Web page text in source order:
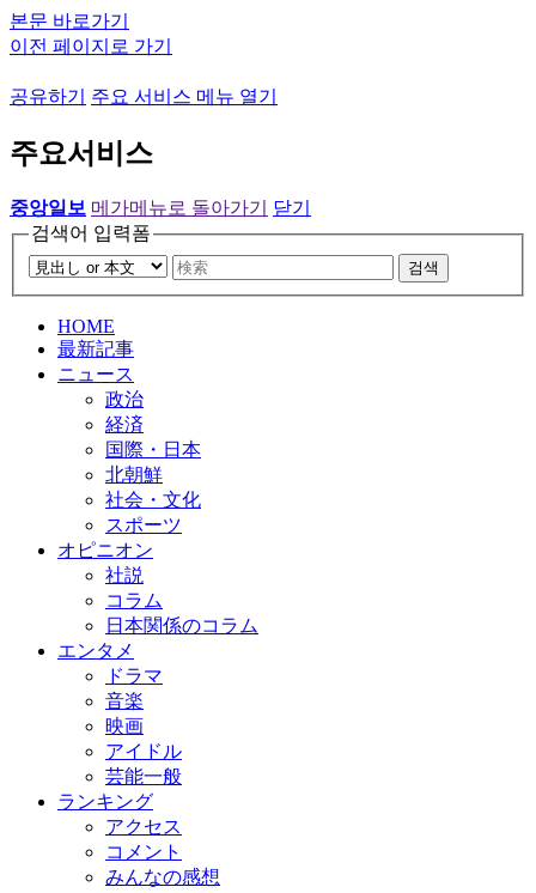
본문 바로가기
이전 페이지로 가기
공유하기 주요 서비스 메뉴 열기
주요서비스
중앙일보 메가메뉴로 돌아가기
닫기
검색어 입력폼
검색
HOME
最新記事
ニュース
政治
経済
国際・日本
北朝鮮
社会・文化
スポーツ
オピニオン
社説
コラム
日本関係のコラム
エンタメ
ドラマ
音楽
映画
アイドル
芸能一般
ランキング
アクセス
コメント
みんなの感想